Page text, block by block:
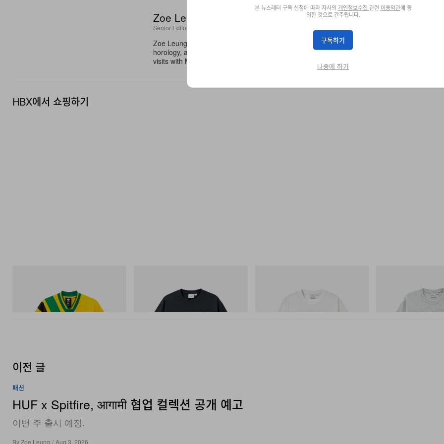
Zoe Leung
Senior Editor
Zoe Leung is a Senior Editor at Hypebeast, where she has been shaping the publication’s
horology, art, design, and culture since 2023. Her extensive watch reporting spans exclusive
visits with Maisons like Zenith, Jaeger-LeCoultre, and Grand Seiko, as well as insightful
HBX에서 쇼핑하기
이전 글
패션
HUF x Spitfire, आगामी 협업 컬렉션 공개 예고
이번 주 출시 예정.
ByZoe Leung / Aug 3, 2026
본 뉴스레터 구독 신청에 따라 자사의 개인정보수집 관련 이용약관에 동
의한 것으로 간주됩니다.
구독하기
나중에 하기